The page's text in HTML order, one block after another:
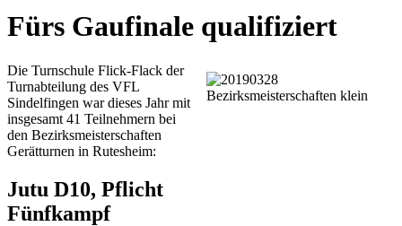
Fürs Gaufinale qualifiziert
Die Turnschule Flick-Flack der
Turnabteilung des VFL
Sindelfingen war dieses Jahr mit
insgesamt 41 Teilnehmern bei
den Bezirksmeisterschaften
Gerätturnen in Rutesheim:
Jutu D10, Pflicht
Fünfkampf